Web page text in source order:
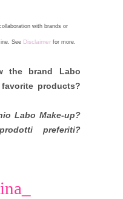
with brands or
See Disclaimerfor more.
the brand Labo
products?
Labo Make-up?
preferiti?